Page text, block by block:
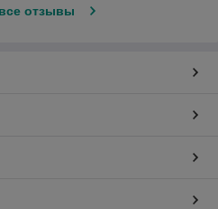
отзывы